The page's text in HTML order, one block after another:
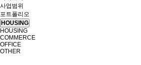
사업범위
포트폴리오
HOUSING
HOUSING
COMMERCE
OFFICE
OTHER